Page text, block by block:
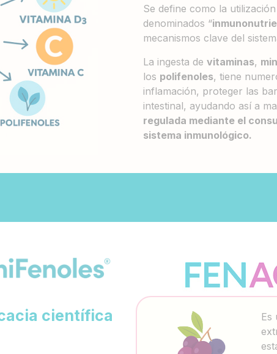
Se define como la
denominados “
mecanismos clave del
La ingesta de vitaminas,
los polifenoles, tiene
inflamación, proteger las
intestinal, ayudando así a
regulada mediante el
sistema inmunológico.
científica
Es